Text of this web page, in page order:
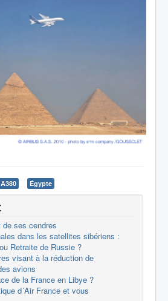
A380 Égypte
de ses cendres
dans les satellites sibériens :
Retraite de Russie ?
visant à la réduction de
avions
de la France en Libye ?
d´Air France et vous